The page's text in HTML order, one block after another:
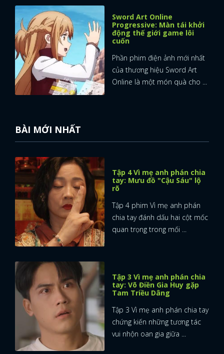
Sword Art Online
Progressive: Màn tái khởi
động thế giới game lôi
cuốn
Phần phim điện ảnh mới nhất
của thương hiệu Sword Art
Online là một món quà cho ...
BÀI MỚI NHẤT
Tập 4 Vì mẹ anh phán chia
tay: Mưu đồ "Cậu Sáu" lộ
rõ
Tập 4 phim Vì mẹ anh phán
chia tay đánh dấu hai cột mốc
quan trọng trong mối ...
Tập 3 Vì mẹ anh phán chia
tay: Võ Điền Gia Huy gặp
Tam Triều Dâng
Tập 3 Vì mẹ anh phán chia tay
chứng kiến những tương tác
vui nhộn oan gia giữa ...